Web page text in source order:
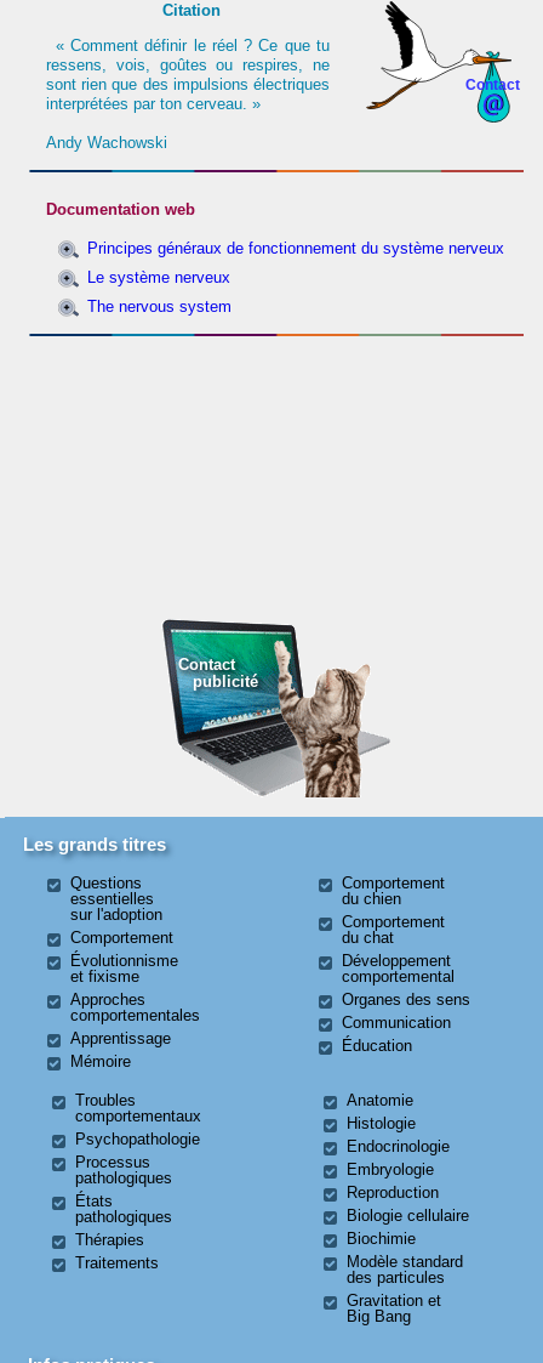
Contact
Citation
« Comment définir le réel ? Ce que tu
ressens, vois, goûtes ou respires, ne
sont rien que des impulsions électriques
interprétées par ton cerveau. »
Andy Wachowski
Documentation web
Principes généraux de fonctionnement du système nerveux
Le système nerveux
The nervous system
Contact
publicité
Les grands titres
Questions
essentielles
sur l'adoption
Comportement
Évolutionnisme
et fixisme
Approches
comportementales
Apprentissage
Mémoire
Comportement
du chien
Comportement
du chat
Développement
comportemental
Organes des sens
Communication
Éducation
Troubles
comportementaux
Psychopathologie
Processus
pathologiques
États
pathologiques
Thérapies
Traitements
Anatomie
Histologie
Endocrinologie
Embryologie
Reproduction
Biologie cellulaire
Biochimie
Modèle standard
des particules
Gravitation et
Big Bang